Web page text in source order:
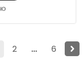
2 ... 6